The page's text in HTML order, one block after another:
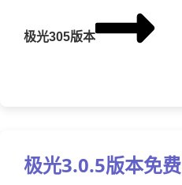
极光305版本
极光3.0.5版本免费